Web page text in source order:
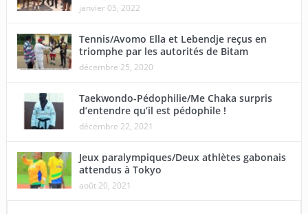
janvier 05, 2022
Tennis/Avomo Ella et Lebendje reçus en
triomphe par les autorités de Bitam
décembre 25, 2020
Taekwondo-Pédophilie/Me Chaka surpris
d’entendre qu’il est pédophile !
décembre 22, 2021
Jeux paralympiques/Deux athlètes gabonais
attendus à Tokyo
août 20, 2021